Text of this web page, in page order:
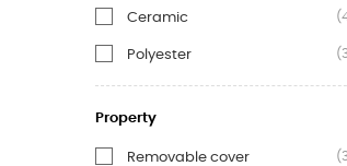
Ceramic
Polyester
Property
Removable cover